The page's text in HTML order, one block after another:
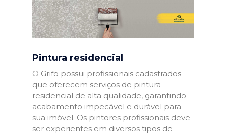
Pintura residencial
O Grifo possui profissionais cadastrados
que oferecem serviços de pintura
residencial de alta qualidade, garantindo
acabamento impecável e durável para
sua imóvel. Os pintores profissionais deve
ser experientes em diversos tipos de